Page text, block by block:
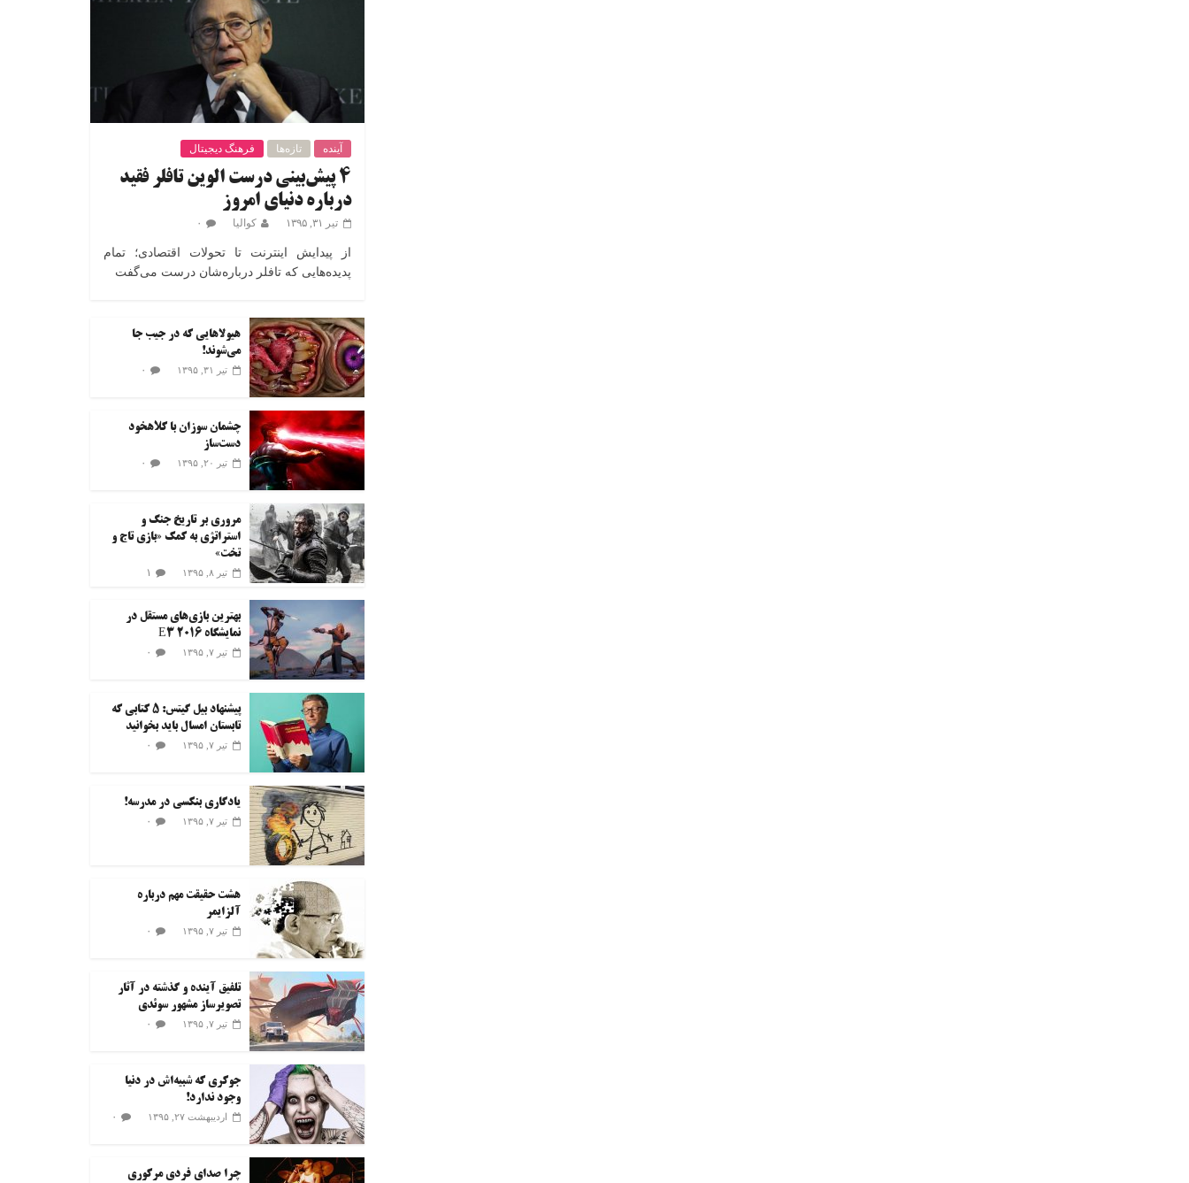
آینده تازه‌ها فرهنگ دیجیتال
۴ پیش‌بینی درست الوین تافلر فقید
درباره دنیای امروز
تیر ۳۱, ۱۳۹۵ کوالیا ۰
از پیدایش اینترنت تا تحولات اقتصادی؛ تمام
پدیده‌هایی که تافلر درباره‌شان درست می‌گفت
هیولاهایی که در جیب جا
می‌شوند!
تیر ۳۱, ۱۳۹۵ ۰
چشمان سوزان با کلاهخود
دست‌ساز
تیر ۲۰, ۱۳۹۵ ۰
مروری بر تاریخ جنگ و
استراتژی به کمک «بازی تاج و
تخت»
تیر ۸, ۱۳۹۵ ۱
بهترین بازی‌های مستقل در
نمایشگاه E3 2016
تیر ۷, ۱۳۹۵ ۰
پیشنهاد بیل گیتس: ۵ کتابی که
تابستان امسال باید بخوانید
تیر ۷, ۱۳۹۵ ۰
یادگاری بنکسی در مدرسه!
تیر ۷, ۱۳۹۵ ۰
هشت حقیقت مهم درباره
آلزایمر
تیر ۷, ۱۳۹۵ ۰
تلفیق آینده و گذشته در آثار
تصویرساز مشهور سوئدی
تیر ۷, ۱۳۹۵ ۰
جوکری که شبیه‌اش در دنیا
وجود ندارد!
اردیبهشت ۲۷, ۱۳۹۵ ۰
چرا صدای فردی مرکوری